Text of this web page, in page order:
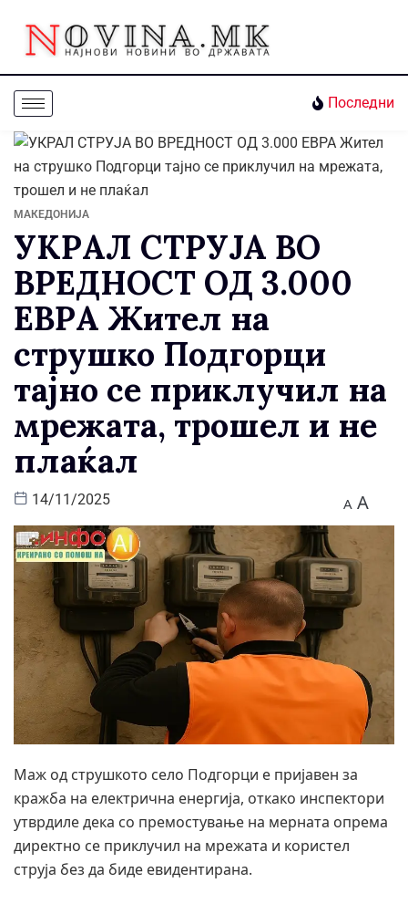
Последни
МАКЕДОНИЈА
УКРАЛ СТРУЈА ВО
ВРЕДНОСТ ОД 3.000
ЕВРА Жител на
струшко Подгорци
тајно се приклучил на
мрежата, трошел и не
плаќал
14/11/2025 A A
Маж од струшкото село Подгорци е пријавен за
кражба на електрична енергија, откако инспектори
утврдиле дека со премостување на мерната опрема
директно се приклучил на мрежата и користел
струја без да биде евидентирана.